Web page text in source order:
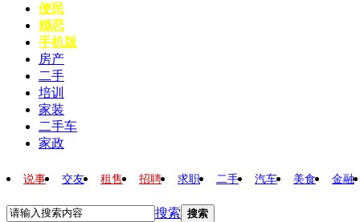
便民
婚恋
手机版
房产
二手
培训
家装
二手车
家政
说事 交友 租售 招聘 求职 二手 汽车 美食 金融
搜索 搜索